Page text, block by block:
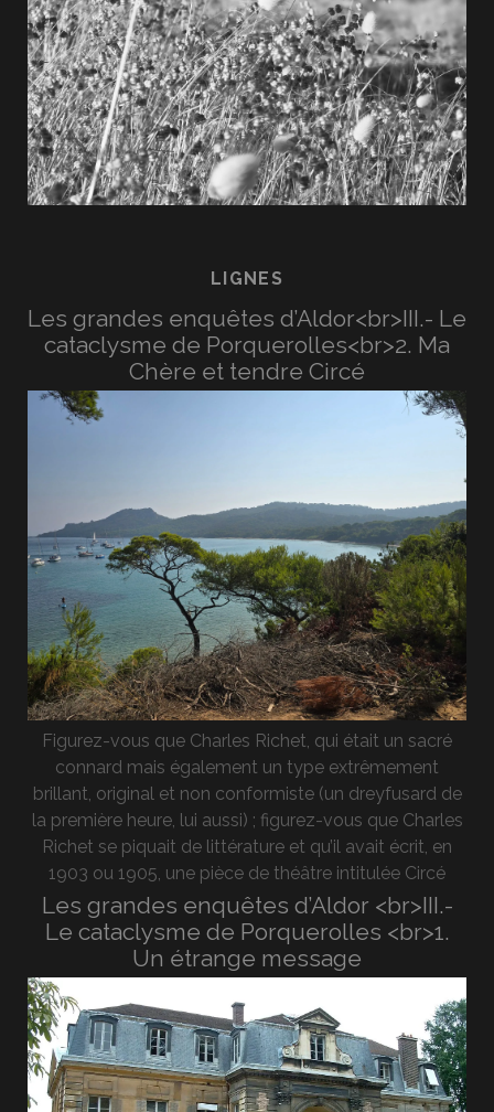
LIGNES
Les grandes enquêtes d’Aldor<br>III.- Le
cataclysme de Porquerolles<br>2. Ma
Chère et tendre Circé
Figurez-vous que Charles Richet, qui était un sacré
connard mais également un type extrêmement
brillant, original et non conformiste (un dreyfusard de
la première heure, lui aussi) ; figurez-vous que Charles
Richet se piquait de littérature et qu’il avait écrit, en
1903 ou 1905, une pièce de théâtre intitulée Circé
Les grandes enquêtes d’Aldor <br>III.-
Le cataclysme de Porquerolles <br>1.
Un étrange message